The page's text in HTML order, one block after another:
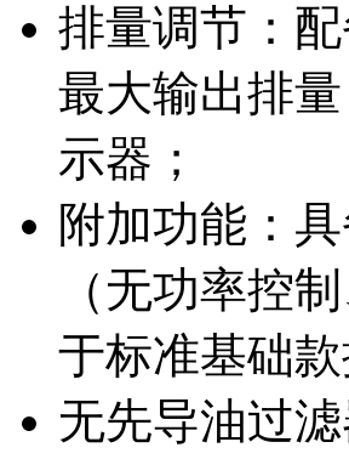
排量调节：
最大输出排
示器；
附加功能：
（无功率控
于标准基础
无先导油过